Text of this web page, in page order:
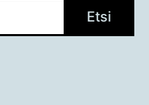
Etsi